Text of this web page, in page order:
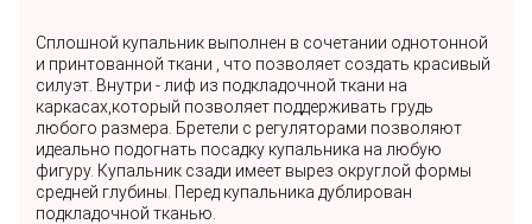
Сплошной купальник выполнен в сочетании однотонной
и принтованной ткани , что позволяет создать красивый
силуэт. Внутри - лиф из подкладочной ткани на
каркасах,который позволяет поддерживать грудь
любого размера. Бретели с регуляторами позволяют
идеально подогнать посадку купальника на любую
фигуру. Купальник сзади имеет вырез округлой формы
средней глубины. Перед купальника дублирован
подкладочной тканью.